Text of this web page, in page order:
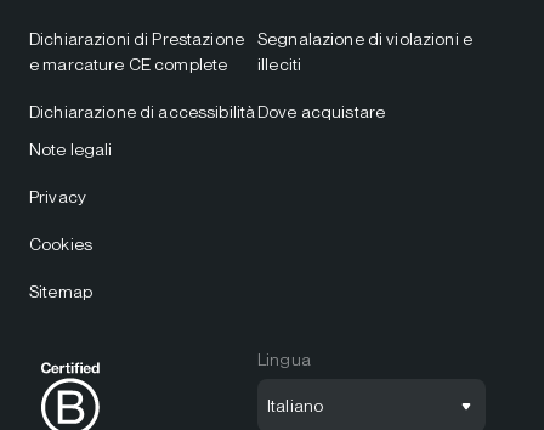
Dichiarazioni di Prestazione
e marcature CE complete
Dichiarazione di accessibilità
Segnalazione di violazioni e
illeciti
Dove acquistare
Note legali
Privacy
Cookies
Sitemap
Lingua
Italiano